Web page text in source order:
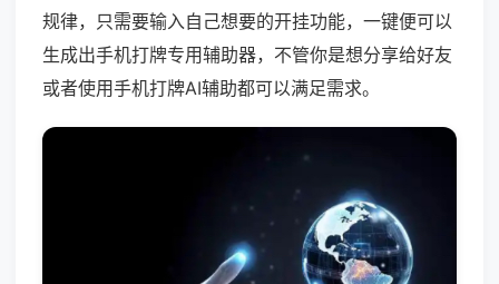
规律，只需要输入自己想要的开挂功能，一键便可以
生成出手机打牌专用辅助器，不管你是想分享给好友
或者使用手机打牌AI辅助都可以满足需求。